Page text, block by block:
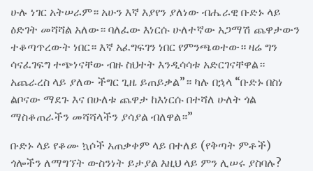
ሁሉ ነገር አትሠራም። አሁን እኛ እያየን ያለነው ብሔራዊ ቡድኑ ላይ
ዕድገት መሻሻል አለው። ባለፈው እነርሱ ሁለተኛው አጋማሽ ጨዋታውን
ተቆጣጥረውት ነበር። እኛ አፈግፍገን ነበር የምንጫወተው። ዛሬ ግን
ሳናፈገፍግ ተጭነናቸው ብዙ ስህተት እንዲሳሳቱ አድርገናቸዋል።
አጨራረስ ላይ ያለው ችግር ጊዜ ይጠይቃል”። ካሉ በኋላ “ቡድኑ በስነ
ልቦናው ማደጉ እና በሁለቱ ጨዋታ ከእነርሱ በተሻለ ሁለት ጎል
ማስቆጠራችን መሻሻላችን ያሳያል ብለዋል።”
ቡድኑ ላይ የቆሙ ኳሶች አጠቃቀም ላይ በተለይ (የቅጣት ምቶች)
ጎሎችን ለማግኘት ውስንነት ይታያል እዚህ ላይ ምን ሊሠሩ ያስባሉ?